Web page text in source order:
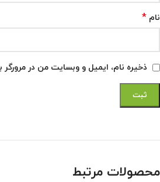
نام *
ذخیره نام، ایمیل و وبسایت من در
محصولات مرتبط